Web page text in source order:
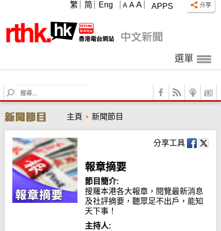
APPS
A A A
繁 简 Eng
選單
S
e
r
c
h
主頁 新聞節目
分享工具
報章摘要
節目簡介:
搜羅本港各大報章，閱覽最新消息
及社評摘要，聽眾足不出戶，能知
天下事！
主持人: